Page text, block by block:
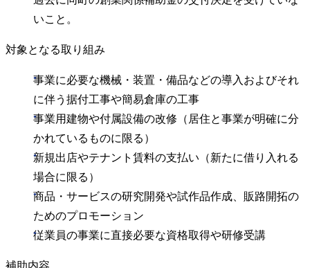
いこと。
対象となる取り組み
事業に必要な機械・装置・備品などの導入およびそれ
に伴う据付工事や簡易倉庫の工事
事業用建物や付属設備の改修（居住と事業が明確に分
かれているものに限る）
新規出店やテナント賃料の支払い（新たに借り入れる
場合に限る）
商品・サービスの研究開発や試作品作成、販路開拓の
ためのプロモーション
従業員の事業に直接必要な資格取得や研修受講
補助内容